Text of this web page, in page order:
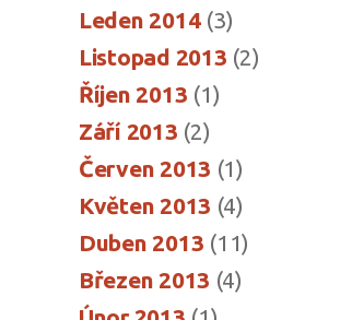
Leden 2014(3)
Listopad 2013 (2)
Říjen 2013 (1)
Září 2013 (2)
Červen 2013 (1)
Květen 2013 (4)
Duben 2013 (11)
Březen 2013 (4)